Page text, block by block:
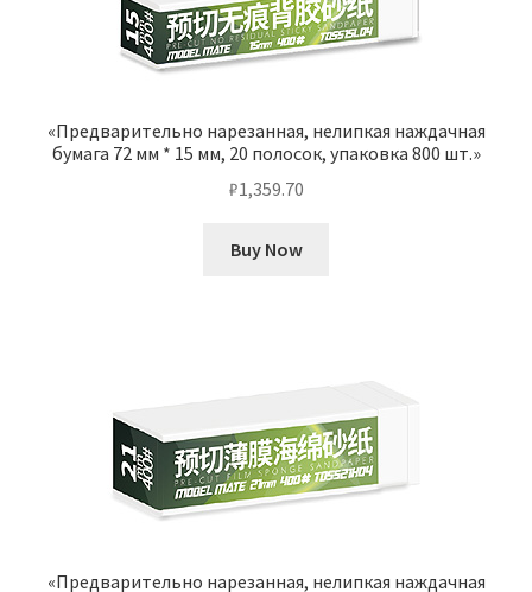
«Предварительно нарезанная, нелипкая наждачная
бумага 72 мм * 15 мм, 20 полосок, упаковка 800 шт.»
₽1,359.70
Buy Now
«Предварительно нарезанная, нелипкая наждачная